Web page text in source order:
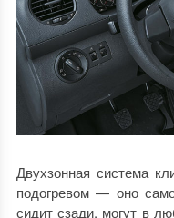
Двухзонная система
подогревом — оно
сидит сзади, могут в